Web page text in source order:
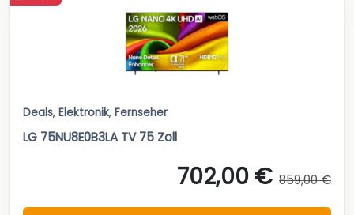
Deals, Elektronik, Fernseher
LG 75NU8E0B3LA TV 75 Zoll
702,00 € 859,00 €